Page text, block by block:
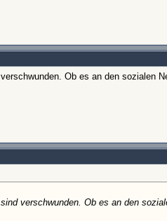
Ob es an den sozialen
verschwunden. Ob es an den